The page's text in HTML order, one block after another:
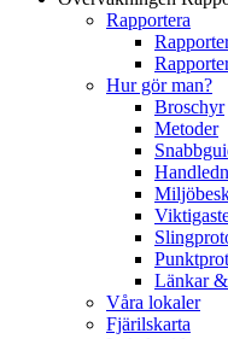
Rapportera
Hur gör man?
Broschyr
Metoder
Länkar
Våra lokaler
Fjärilskarta